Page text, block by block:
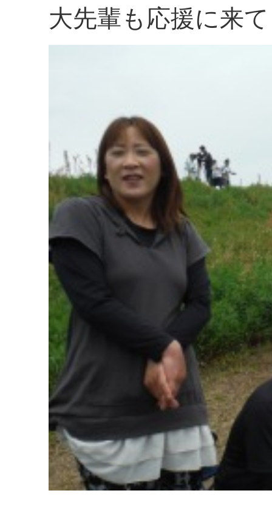
大先輩も応援に来